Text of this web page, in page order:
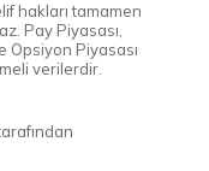
hakları tamamen
Pay Piyasası,
Opsiyon Piyasası
verilerdir.